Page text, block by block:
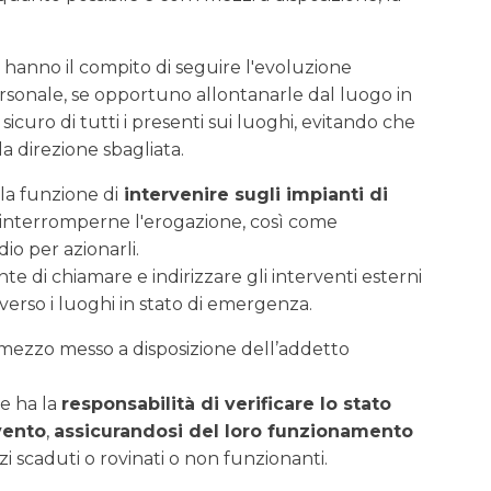
il compito di seguire l'evoluzione
se opportuno allontanarle dal luogo in
sicuro di tutti i presenti sui luoghi, evitando che
direzione sbagliata.
funzione di intervenire sugli impianti di
l'erogazione, così come
per azionarli.
di chiamare e indirizzare gli interventi esterni
i luoghi in stato di emergenza.
messo a disposizione dell’addetto
ha la responsabilità di verificare lo stato
, assicurandosi del loro funzionamento
scaduti o rovinati o non funzionanti.